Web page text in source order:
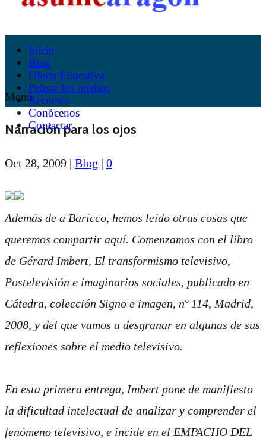
Inicio
Blog
Oferta Educativa
Pensar los medios
Recursos
Conócenos
Contactar
Menú
Narración para los ojos
Oct 28, 2009 | Blog | 0
Además de a Baricco, hemos leído otras cosas que
queremos compartir aquí. Comenzamos con el libro
de Gérard Imbert, El transformismo televisivo,
Postelevisión e imaginarios sociales, publicado en
Cátedra, colección Signo e imagen, nº 114, Madrid,
2008, y del que vamos a desgranar en algunas de sus
reflexiones sobre el medio televisivo.
En esta primera entrega, Imbert pone de manifiesto
la dificultad intelectual de analizar y comprender el
fenómeno televisivo, e incide en el EMPACHO DEL